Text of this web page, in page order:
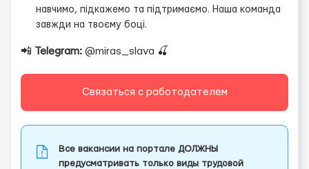
навчимо, підкажемо та підтримаємо. Наша команда
завжди на твоєму боці.
📲 Telegram: @miras_slava 🍒
Связаться с работодателем
Все вакансии на портале ДОЛЖНЫ
предусматривать только виды трудовой